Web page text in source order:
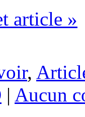
article »
,
| Aucun